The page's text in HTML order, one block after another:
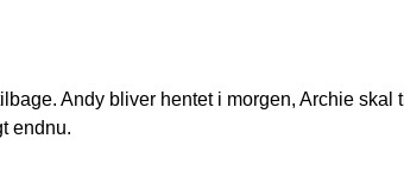
Andy bliver hentet i morgen, Archie skal
endnu.